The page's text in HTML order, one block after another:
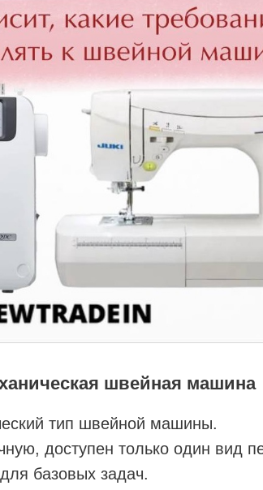
швейная машина
тип швейной машины.
доступен только один вид
базовых задач.